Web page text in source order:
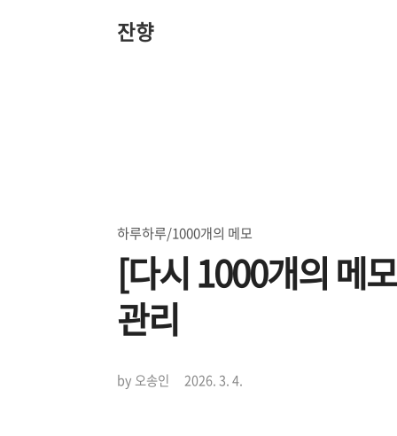
잔향
하루하루/1000개의 메모
[다시 1000개의 메
관리
by 오송인 2026. 3. 4.